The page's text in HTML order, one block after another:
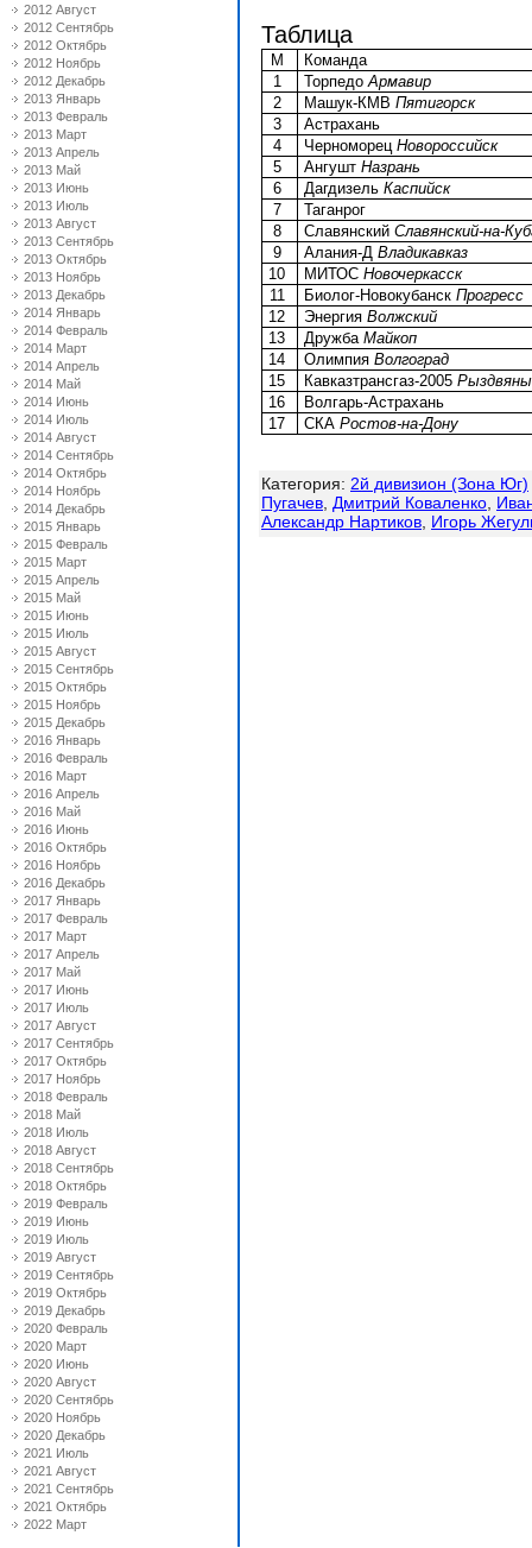
2012 Август
2012 Сентябрь
2012 Октябрь
2012 Ноябрь
2012 Декабрь
2013 Январь
2013 Февраль
2013 Март
2013 Апрель
2013 Май
2013 Июнь
2013 Июль
2013 Август
2013 Сентябрь
2013 Октябрь
2013 Ноябрь
2013 Декабрь
2014 Январь
2014 Февраль
2014 Март
2014 Апрель
2014 Май
2014 Июнь
2014 Июль
2014 Август
2014 Сентябрь
2014 Октябрь
2014 Ноябрь
2014 Декабрь
2015 Январь
2015 Февраль
2015 Март
2015 Апрель
2015 Май
2015 Июнь
2015 Июль
2015 Август
2015 Сентябрь
2015 Октябрь
2015 Ноябрь
2015 Декабрь
2016 Январь
2016 Февраль
2016 Март
2016 Апрель
2016 Май
2016 Июнь
2016 Октябрь
2016 Ноябрь
2016 Декабрь
2017 Январь
2017 Февраль
2017 Март
2017 Апрель
2017 Май
2017 Июнь
2017 Июль
2017 Август
2017 Сентябрь
2017 Октябрь
2017 Ноябрь
2018 Февраль
2018 Май
2018 Июль
2018 Август
2018 Сентябрь
2018 Октябрь
2019 Февраль
2019 Июнь
2019 Июль
2019 Август
2019 Сентябрь
2019 Октябрь
2019 Декабрь
2020 Февраль
2020 Март
2020 Июнь
2020 Август
2020 Сентябрь
2020 Ноябрь
2020 Декабрь
2021 Июль
2021 Август
2021 Сентябрь
2021 Октябрь
2022 Март
Таблица
М
Команда
1
ТорпедоАрмавир
2
Машук-КМВ Пятигорск
3
Астрахань
4
Черноморец Новороссийск
5
Ангушт Назрань
6
Дагдизель Каспийск
7
Таганрог
8
Славянский Славянский-на-
9
Алания-Д Владикавказ
10
МИТОС Новочеркасск
11
Биолог-Новокубанск Прогресс
12
Энергия Волжский
13
Дружба Майкоп
14
Олимпия Волгоград
15
Кавказтрансгаз-2005
16
Волгарь-Астрахань
17
СКА Ростов-на-Дону
Категория: 2й дивизион (Зона Юг)
Пугачев Дмитрий Коваленко
Александр Нартиков Игорь